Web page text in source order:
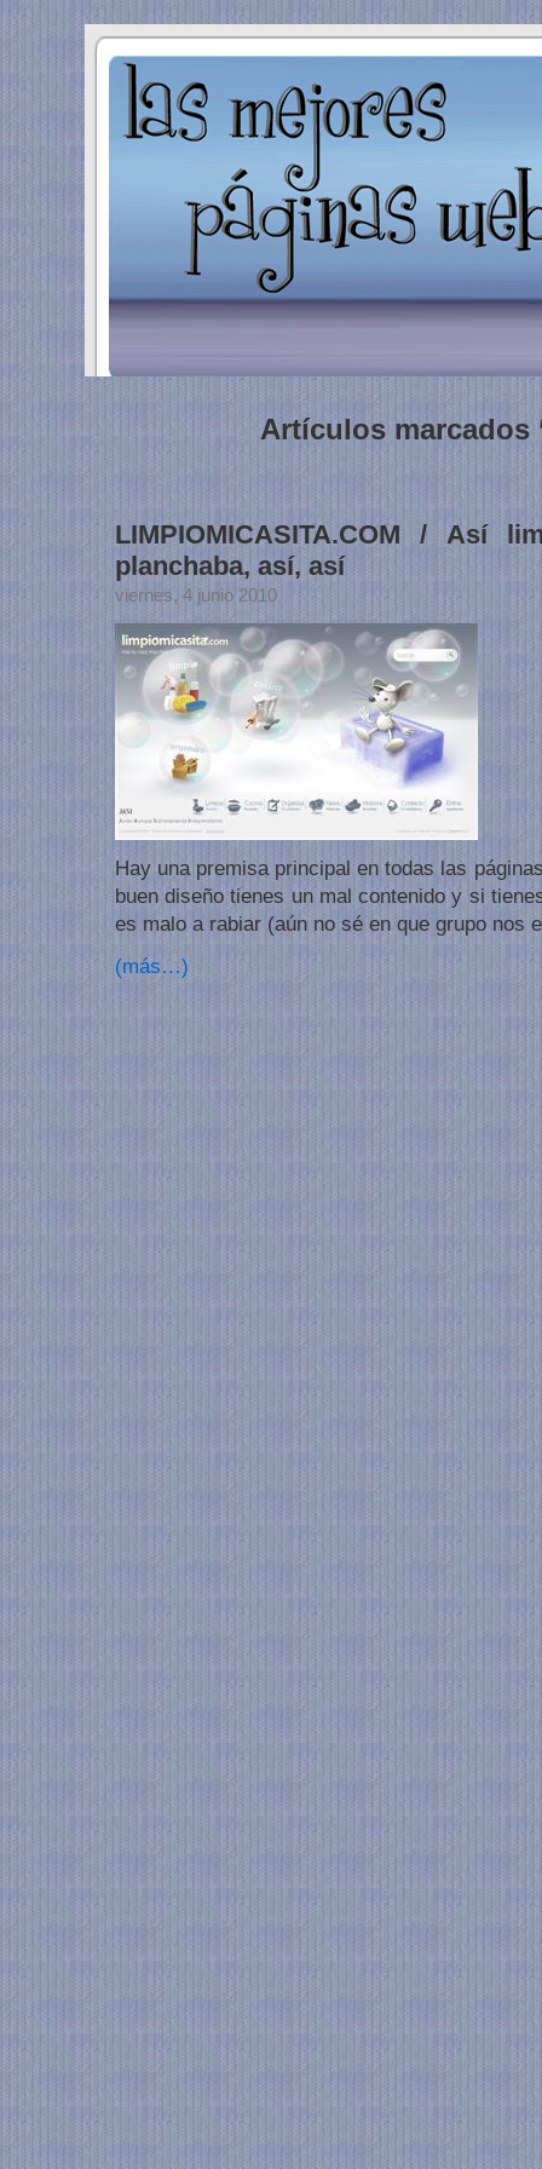
Artículos marcados
LIMPIOMICASITA.COM / Así
planchaba, así, así
viernes, 4 junio 2010
Hay una premisa principal en todas las
buen diseño tienes un mal contenido y si
es malo a rabiar (aún no sé en que grupo nos
(más…)